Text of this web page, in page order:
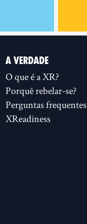
A VERDADE
O que é a XR?
Porquê rebelar-se?
Perguntas frequentes
XReadiness